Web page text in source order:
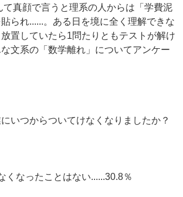
て真顔で言うと理系の人からは「学費泥
られ......。ある日を境に全く理解できな
置していたら1問たりともテストが解け
文系の「数学離れ」についてアンケー
いつからついてけなくなりましたか？
なったことはない......30.8％